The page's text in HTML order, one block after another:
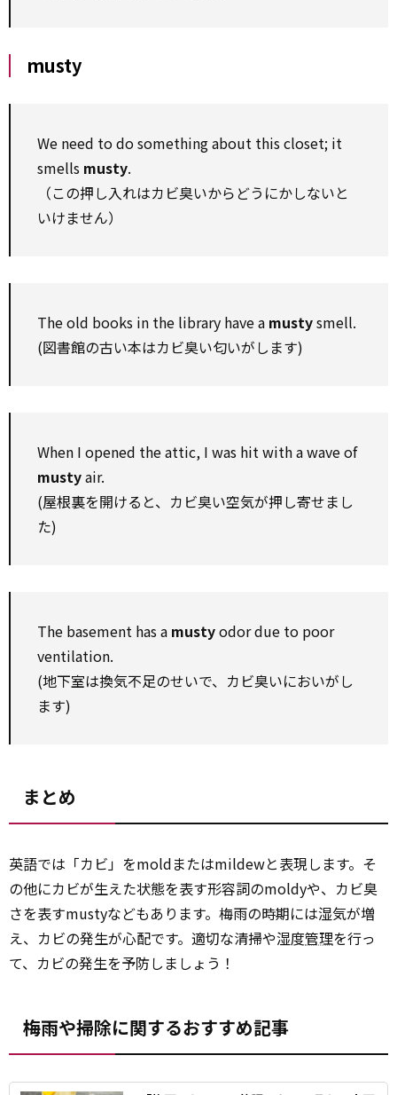
musty
We need to do something about this closet; it
smells musty.
（この押し入れはカビ臭いからどうにかしないと
いけません）
The old books in the library have a mustysmell.
(図書館の古い本はカビ臭い匂いがします)
When I opened the attic, I was hit with a wave of
mustyair.
(屋根裏を開けると、カビ臭い空気が押し寄せまし
た)
The basement has a mustyodor due to poor
ventilation.
(地下室は換気不足のせいで、カビ臭いにおいがし
ます)
まとめ
英語では「カビ」をmoldまたはmildewと表現します。そ
の他にカビが生えた状態を表す形容詞のmoldyや、カビ臭
さを表すmustyなどもあります。梅雨の時期には湿気が増
え、カビの発生が心配です。適切な清掃や湿度管理を行っ
て、カビの発生を予防しましょう！
梅雨や掃除に関するおすすめ記事